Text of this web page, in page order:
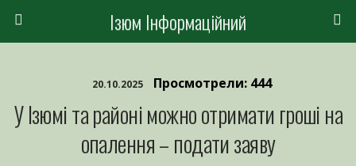
Ізюм Інформаційний
20.10.2025 Просмотрели: 444
У Ізюмі та районі можно отримати гроші на
опалення – подати заяву